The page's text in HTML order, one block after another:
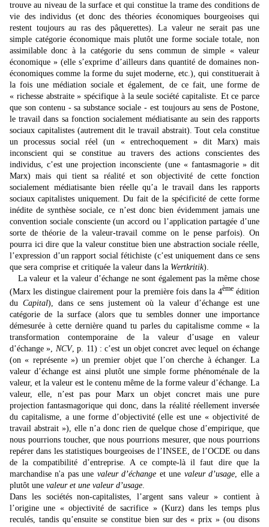
trouve au niveau de la surface et qui constitue la trame des conditions de
vie des individus (et donc des théories économiques bourgeoises qui
restent toujours au ras des pâquerettes). La valeur ne serait pas une
simple catégorie économique mais plutôt une forme sociale totale, non
assimilable donc à la catégorie du sens commun de simple « valeur
économique » (elle s’exprime d’ailleurs dans quantité de domaines non-
économiques comme la forme du sujet moderne, etc.), qui constituerait à
la fois une médiation sociale et également, de ce fait, une forme de
« richesse abstraite » spécifique à la seule société capitaliste. Et ce parce
que son contenu - sa substance sociale - est toujours au sens de Postone,
le travail dans sa fonction socialement médiatisante au sein des rapports
sociaux capitalistes (autrement dit le travail abstrait). Tout cela constitue
un processus social réel (un « entrechoquement » dit Marx) mais
inconscient qui se constitue au travers des actions conscientes des
individus, c’est une projection inconsciente (une « fantasmagorie » dit
Marx) mais qui tient sa réalité et son objectivité de cette fonction
socialement médiatisante bien réelle qu’a le travail dans les rapports
sociaux capitalistes uniquement. Du fait de la spécificité de cette forme
inédite de synthèse sociale, ce n’est donc bien évidemment jamais une
convention sociale consciente (un accord ou l’application partagée d’une
sorte de théorie de la valeur-travail comme on le pense parfois). On
pourra ici dire que la valeur constitue bien une abstraction sociale réelle,
l’expression d’un rapport social fétichiste (c’est uniquement dans ce sens
que sera comprise et critiquée la valeur dans la Wertkritik).
La valeur et la valeur d’échange ne sont également pas la même chose
(Marx les distingue clairement pour la première fois dans la 4èmeédition
du Capital), dans ce sens justement où la valeur d’échange est une
catégorie de la surface (alors que tu sembles donner une importance
démesurée à cette dernière quand tu parles du capitalisme comme « la
transformation contemporaine de la valeur d’usage en valeur
d’échange », NCV, p. 11) : c’est un objet concret avec lequel on échange
(on « représente ») un premier objet que l’on cherche à échanger. La
valeur d’échange est ainsi plutôt une simple forme phénoménale de la
valeur, et la valeur est le contenu même de la forme valeur d’échange. La
valeur, elle, n’est pas pour Marx un objet concret mais une pure
projection fantasmagorique qui donc, dans la réalité réellement inversée
du capitalisme, a une forme d’objectivité (elle est une « objectivité de
travail abstrait »), elle n’a donc rien de quelque chose d’empirique, que
nous pourrions toucher, que nous pourrions mesurer, que nous pourrions
repérer dans les statistiques bourgeoises de l’INSEE, de l’OCDE ou dans
de la compatibilité d’entreprise. A ce compte-là il faut dire que la
marchandise n'a pas une valeur d’échange et une valeur d’usage , elle a
plutôt une valeur et une valeur d’usage
Dans les sociétés non-capitalistes, l’argent sans valeur » contient à
l’origine une « objectivité de sacrifice » (Kurz) dans les temps plus
reculés, tandis qu’ensuite se constitue bien sur des « prix » (ou disons